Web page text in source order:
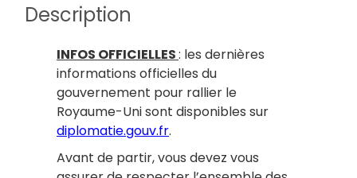
Description
INFOS OFFICIELLES: les dernières
informations officielles du
gouvernement pour rallier le
Royaume-Uni sont disponibles sur
diplomatie.gouv.fr.
Avant de partir, vous devez vous